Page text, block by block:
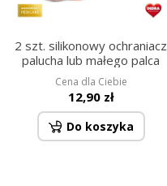
2 szt. silikonowy ochraniacz
palucha lub małego palca
Cena dla Ciebie
12,90 zł
Do koszyka